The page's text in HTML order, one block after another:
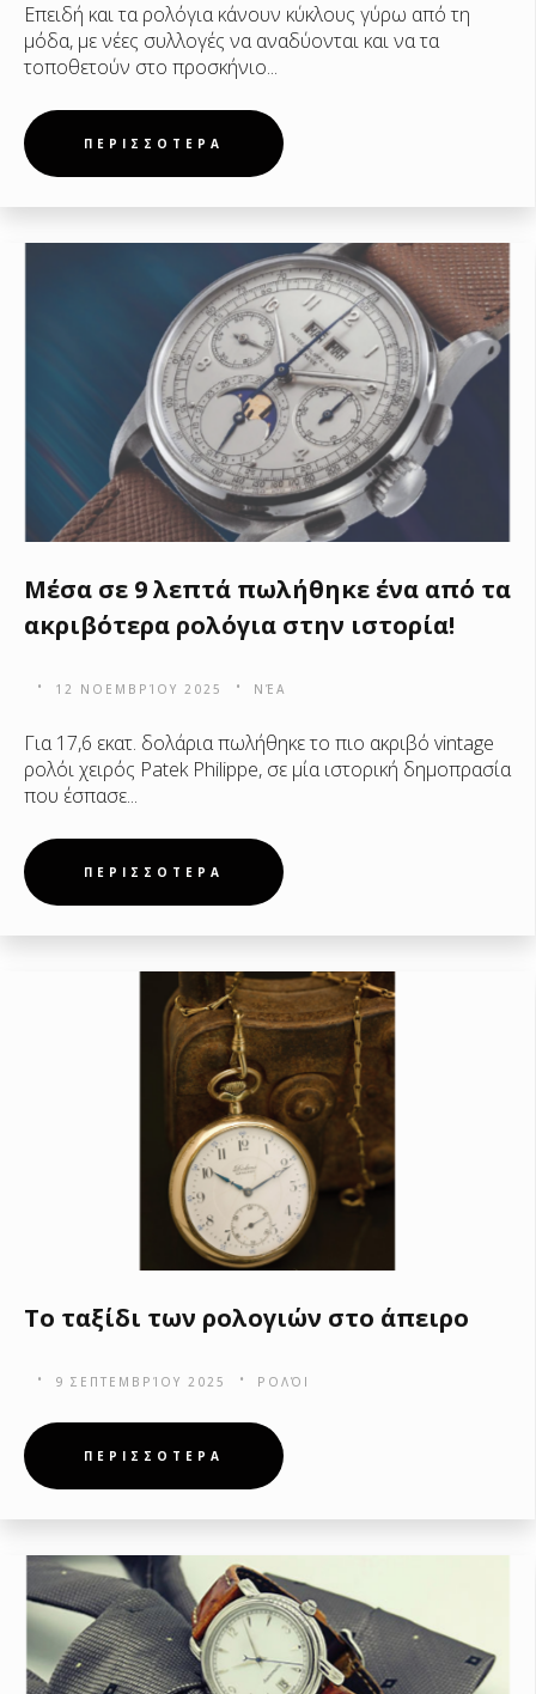
Επειδή και τα ρολόγια κάνουν κύκλους γύρω από τη
μόδα, με νέες συλλογές να αναδύονται και να τα
τοποθετούν στο προσκήνιο...
ΠΕΡΙΣΣΟΤΕΡΑ
Μέσα σε 9 λεπτά πωλήθηκε ένα από τα
ακριβότερα ρολόγια στην ιστορία!
12 ΝΟΕΜΒΡΊΟΥ 2025 ΝΈΑ
Για 17,6 εκατ. δολάρια πωλήθηκε το πιο ακριβό vintage
ρολόι χειρός Patek Philippe, σε μία ιστορική δημοπρασία
που έσπασε...
ΠΕΡΙΣΣΟΤΕΡΑ
Το ταξίδι των ρολογιών στο άπειρο
9 ΣΕΠΤΕΜΒΡΊΟΥ 2025 ΡΟΛΌΙ
ΠΕΡΙΣΣΟΤΕΡΑ